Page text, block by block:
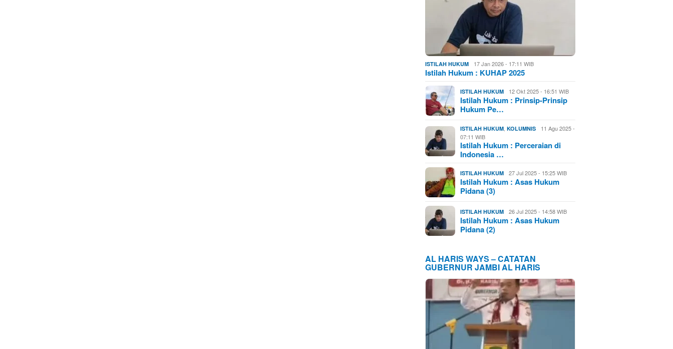
ISTILAH HUKUM 17 Jan 2026 - 17:11 WIB
Istilah Hukum : KUHAP 2025
ISTILAH HUKUM 12 Okt 2025 - 16:51 WIB
Istilah Hukum : Prinsip-Prinsip
Hukum Pe…
ISTILAH HUKUM ,KOLUMNIS
11 Agu 2025 -
07:11 WIB
Istilah Hukum : Perceraian di
Indonesia …
ISTILAH HUKUM 27 Jul 2025 - 15:25 WIB
Istilah Hukum : Asas Hukum
Pidana (3)
ISTILAH HUKUM 26 Jul 2025 - 14:58 WIB
Istilah Hukum : Asas Hukum
Pidana (2)
AL HARIS WAYS – CATATAN
GUBERNUR JAMBI AL HARIS